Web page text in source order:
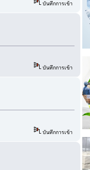
บันทึกการเข้า
บันทึกการเข้า
บันทึกการเข้า